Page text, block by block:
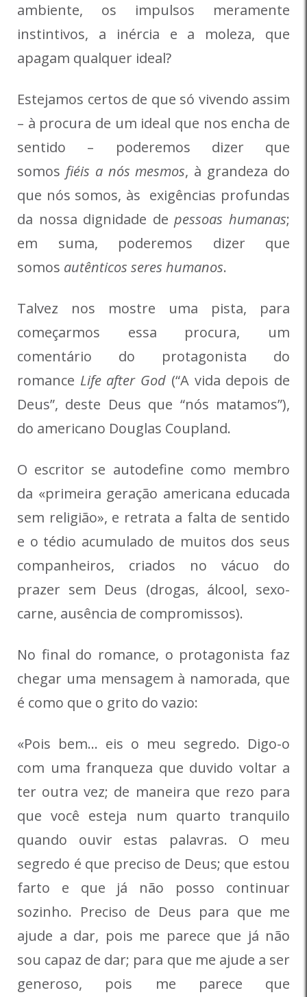
ambiente, os impulsos meramente
instintivos, a inércia e a moleza, que
apagam qualquer ideal?
Estejamos certos de que só vivendo assim
– à procura de um ideal que nos encha de
sentido – poderemos dizer que
somos fiéis a nós mesmos, à grandeza do
que nós somos, às exigências profundas
da nossa dignidade depessoas humanas;
em suma, poderemos dizer que
somos autênticos seres humanos.
Talvez nos mostre uma pista, para
começarmos essa procura, um
comentário do protagonista do
romance Life after God (“A vida depois de
Deus”, deste Deus que “nós matamos”),
do americano Douglas Coupland.
O escritor se autodefine como membro
da «primeira geração americana educada
sem religião», e retrata a falta de sentido
e o tédio acumulado de muitos dos seus
companheiros, criados no vácuo do
prazer sem Deus (drogas, álcool, sexo-
carne, ausência de compromissos).
No final do romance, o protagonista faz
chegar uma mensagem à namorada, que
é como que o grito do vazio:
«Pois bem… eis o meu segredo. Digo-o
com uma franqueza que duvido voltar a
ter outra vez; de maneira que rezo para
que você esteja num quarto tranquilo
quando ouvir estas palavras. O meu
segredo é que preciso de Deus; que estou
farto e que já não posso continuar
sozinho. Preciso de Deus para que me
ajude a dar, pois me parece que já não
sou capaz de dar; para que me ajude a ser
generoso, pois me parece que